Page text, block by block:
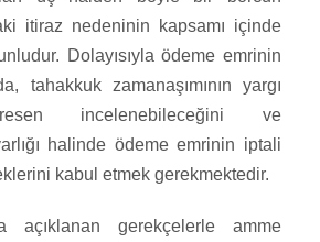
itiraz nedeninin kapsamı içinde
Dolayısıyla ödeme emrinin
tahakkuk zamanaşımının yargı
incelenebileceğini ve
halinde ödeme emrinin iptali
kabul etmek gerekmektedir.
açıklanan gerekçelerle amme